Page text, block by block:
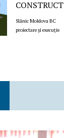
CONSTRUCT
Slănic Moldova BC
proiectare și execuție